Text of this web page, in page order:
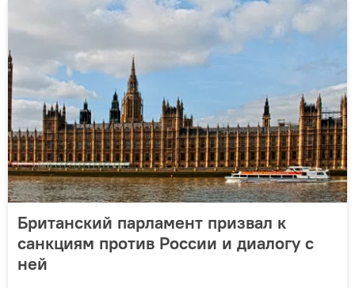
Британский парламент призвал к
санкциям против России и диалогу с
ней